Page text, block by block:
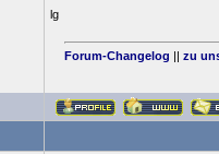
lg
Forum-Changelog || zu